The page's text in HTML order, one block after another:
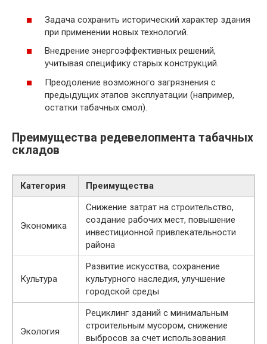
Задача сохранить исторический характер здания
при применении новых технологий.
Внедрение энергоэффективных решений,
учитывая специфику старых конструкций.
Преодоление возможного загрязнения с
предыдущих этапов эксплуатации (например,
остатки табачных смол).
Преимущества редевелопмента табачных
складов
Категория Преимущества
Экономика
Снижение затрат на строительство,
создание рабочих мест, повышение
инвестиционной привлекательности
района
Культура
Развитие искусства, сохранение
культурного наследия, улучшение
городской среды
Экология
Рециклинг зданий с минимальным
строительным мусором, снижение
выбросов за счет использования